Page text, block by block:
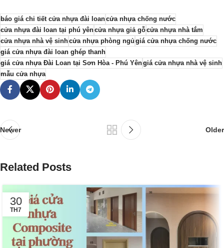
báo giá chi tiết cửa nhựa đài loancửa nhựa chống nước
cửa nhựa đài loan tại phú yêncửa nhựa giả gỗcửa nhựa nhà tắm
cửa nhựa nhà vệ sinhcửa nhựa phòng ngủ giá cửa nhựa chống nước
giá cửa nhựa đài loan ghép thanh
giá cửa nhựa Đài Loan tại Sơn Hòa - Phú Yêngiá cửa nhựa nhà vệ sinh
mẫu cửa nhựa
Newer Older
Related Posts
30
TH7